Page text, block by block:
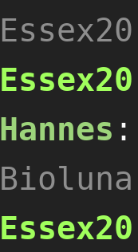
Essex20
Hannes
Essex20